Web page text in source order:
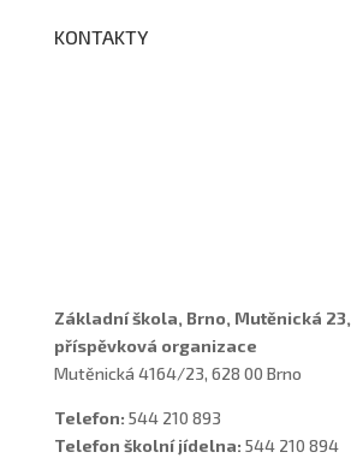
KONTAKTY
Základní škola, Brno, Mutěnická 23,
příspěvková organizace
Mutěnická 4164/23, 628 00 Brno
Telefon: 544 210 893
Telefon školní jídelna: 544 210 894